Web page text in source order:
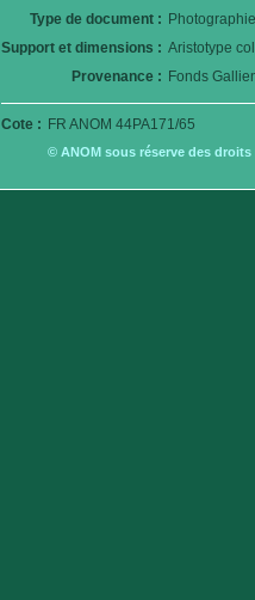
Type de document : Photographie
Support et dimensions : Aristotype
Provenance : Fonds
Cote : FR ANOM 44PA171/65
© ANOM sous réserve des